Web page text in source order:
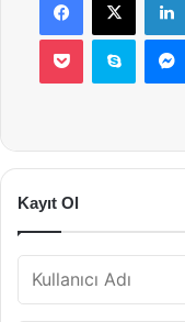
Pocket Skype
Kayıt Ol